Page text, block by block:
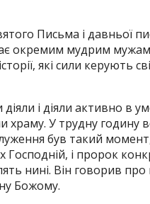
Письма і давньої
окремим мудрим
які сили керують
і діяли активно в
храму. У трудну годину
був такий
і пророк
нині. Він говорив про
Божому.